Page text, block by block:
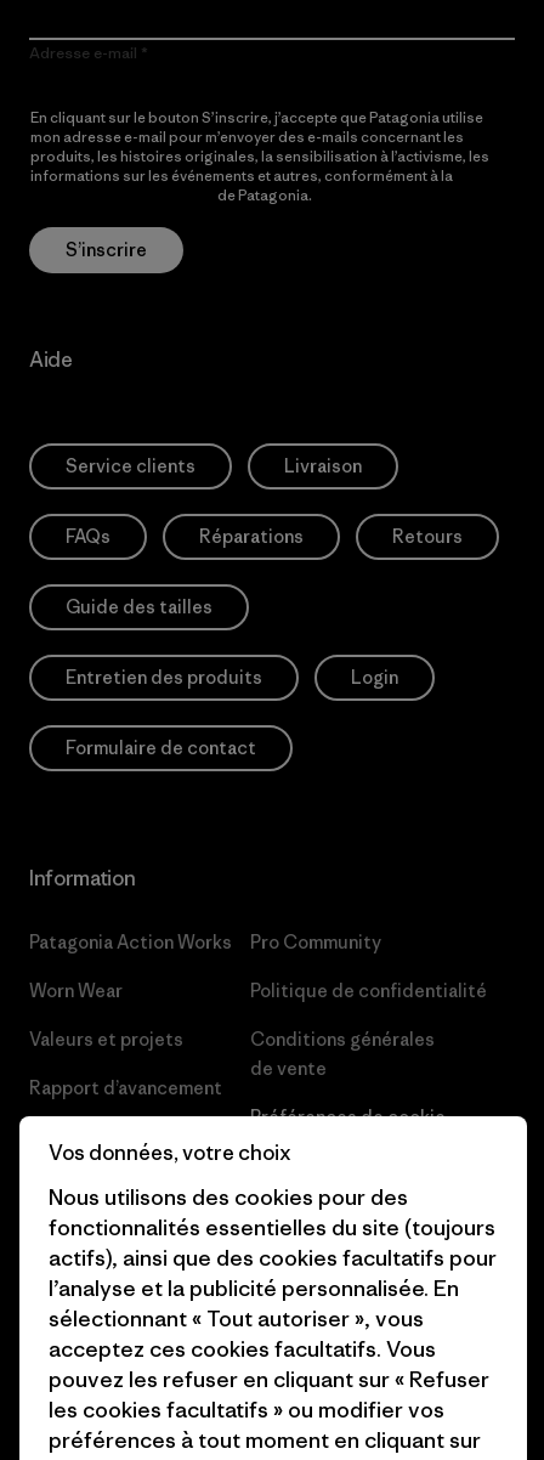
Adresse e-mail
En cliquant sur le bouton S’inscrire, j’accepte que Patagonia utilise
mon adresse e-mail pour m’envoyer des e-mails concernant les
produits, les histoires originales, la sensibilisation à l’activisme, les
informations sur les événements et autres, conformément à la
de Patagonia.
S’inscrire
Aide
Service clients Livraison
FAQs Réparations Retours
Guide des tailles
Entretien des produits Login
Formulaire de contact
Information
Patagonia Action Works
Worn Wear
Valeurs et projets
Rapport d’avancement
Objectifs climatiques
1% For The Planet
Comment nous
finançons
Cartes cadeaux
Nos magasins
Pro Community
Politique de confidentialité
Conditions générales
de vente
Préférences de cookie
Carrières
Presse et media
Industry program
Programme d’affiliation
Patagonia Belgique Plan du
site
Vos données, votre choix
Nous utilisons des cookies pour des
fonctionnalités essentielles du site (toujours
actifs), ainsi que des cookies facultatifs pour
l’analyse et la publicité personnalisée. En
sélectionnant « Tout autoriser », vous
acceptez ces cookies facultatifs. Vous
pouvez les refuser en cliquant sur « Refuser
les cookies facultatifs » ou modifier vos
préférences à tout moment en cliquant sur